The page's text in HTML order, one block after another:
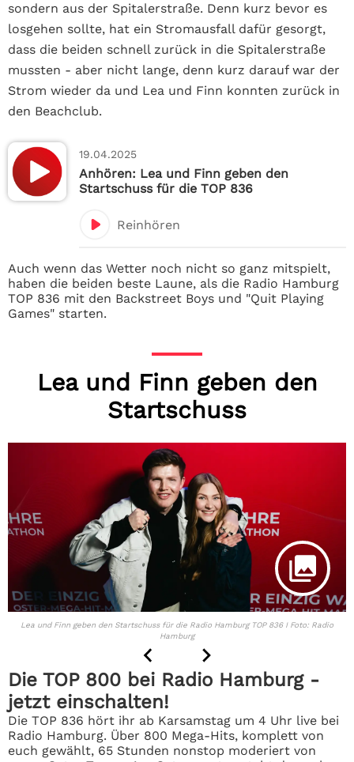
sondern aus der Spitalerstraße. Denn kurz bevor es
losgehen sollte, hat ein Stromausfall dafür gesorgt,
dass die beiden schnell zurück in die Spitalerstraße
mussten - aber nicht lange, denn kurz darauf war der
Strom wieder da und Lea und Finn konnten zurück in
den Beachclub.
19.04.2025
Anhören: Lea und Finn geben den
Startschuss für die TOP 836
Reinhören
Auch wenn das Wetter noch nicht so ganz mitspielt,
haben die beiden beste Laune, als die Radio Hamburg
TOP 836 mit den Backstreet Boys und "Quit Playing
Games" starten.
Lea und Finn geben den
Startschuss
Lea und Finn geben den Startschuss für die Radio Hamburg TOP 836 I Foto: Radio
Hamburg
Die TOP 800 bei Radio Hamburg -
jetzt einschalten!
Die TOP 836 hört ihr ab Karsamstag um 4 Uhr live bei
Radio Hamburg. Über 800 Mega-Hits, komplett von
euch gewählt, 65 Stunden nonstop moderiert von